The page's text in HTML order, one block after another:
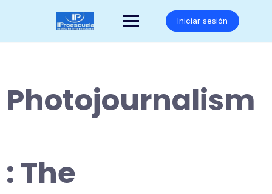
Iniciar sesión
Photojournalism
: The